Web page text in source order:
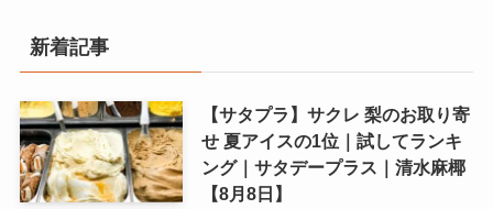
新着記事
【サタプラ】サクレ 梨のお取り寄
せ 夏アイスの1位｜試してランキ
ング｜サタデープラス｜清水麻椰
【8月8日】